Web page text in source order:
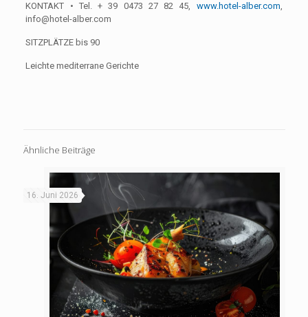
KONTAKT • Tel. + 39 0473 27 82 45, www.hotel-alber.com,
info@hotel-alber.com
SITZPLÄTZE bis 90
Leichte mediterrane Gerichte
Ähnliche Beiträge
16. Juni 2026